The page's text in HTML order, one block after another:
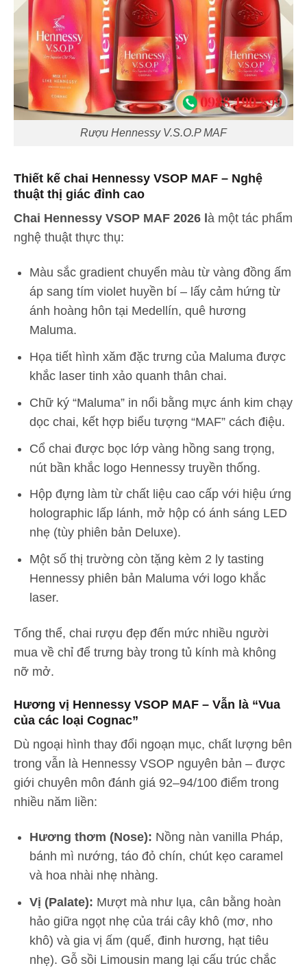
Rượu Hennessy V.S.O.P MAF
Thiết kế chai Hennessy VSOP MAF – Nghệ
thuật thị giác đỉnh cao
Chai Hennessy VSOP MAF 2026 là một tác phẩm
nghệ thuật thực thụ:
Màu sắc gradient chuyển màu từ vàng đồng ấm
áp sang tím violet huyền bí – lấy cảm hứng từ
ánh hoàng hôn tại Medellín, quê hương
Maluma.
Họa tiết hình xăm đặc trưng của Maluma được
khắc laser tinh xảo quanh thân chai.
Chữ ký “Maluma” in nổi bằng mực ánh kim chạy
dọc chai, kết hợp biểu tượng “MAF” cách điệu.
Cổ chai được bọc lớp vàng hồng sang trọng,
nút bần khắc logo Hennessy truyền thống.
Hộp đựng làm từ chất liệu cao cấp với hiệu ứng
holographic lấp lánh, mở hộp có ánh sáng LED
nhẹ (tùy phiên bản Deluxe).
Một số thị trường còn tặng kèm 2 ly tasting
Hennessy phiên bản Maluma với logo khắc
laser.
Tổng thể, chai rượu đẹp đến mức nhiều người
mua về chỉ để trưng bày trong tủ kính mà không
nỡ mở.
Hương vị Hennessy VSOP MAF – Vẫn là “Vua
của các loại Cognac”
Dù ngoại hình thay đổi ngoạn mục, chất lượng bên
trong vẫn là Hennessy VSOP nguyên bản – được
giới chuyên môn đánh giá 92–94/100 điểm trong
nhiều năm liền:
Hương thơm (Nose): Nồng nàn vanilla Pháp,
bánh mì nướng, táo đỏ chín, chút kẹo caramel
và hoa nhài nhẹ nhàng.
Vị (Palate): Mượt mà như lụa, cân bằng hoàn
hảo giữa ngọt nhẹ của trái cây khô (mơ, nho
khô) và gia vị ấm (quế, đinh hương, hạt tiêu
nhẹ). Gỗ sồi Limousin mang lại cấu trúc chắc